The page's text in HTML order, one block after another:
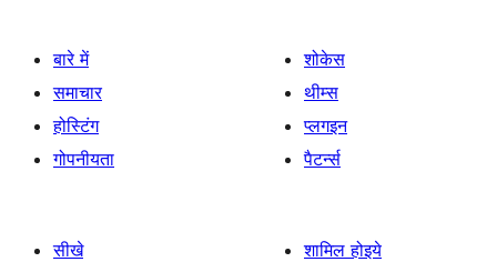
बारे में
समाचार
होस्टिंग
गोपनीयता
शोकेस
थीम्स
प्लगइन
पैटर्न्स
सीखे
शामिल होइये